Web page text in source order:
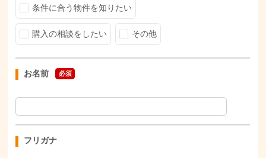
条件に合う物件を知りたい
購入の相談をしたい その他
お名前 必須
フリガナ